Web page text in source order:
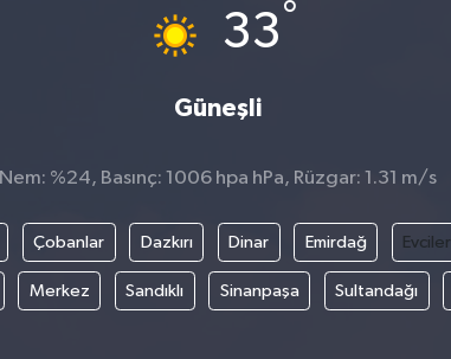
33°
Güneşli
Nem: %24, Basınç: 1006 hpa hPa, Rüzgar: 1.31 m/s
Çobanlar Dazkırı Dinar Emirdağ Evciler
Merkez Sandıklı Sinanpaşa Sultandağı